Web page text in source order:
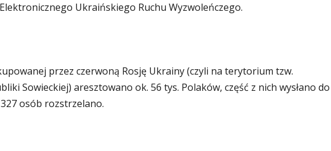
Ukraińskiego Ruchu Wyzwoleńczego.
przez czerwoną Rosję Ukrainy (czyli na terytorium tzw.
Sowieckiej) aresztowano ok. 56 tys. Polaków, część z nich wysłano do
osób rozstrzelano.